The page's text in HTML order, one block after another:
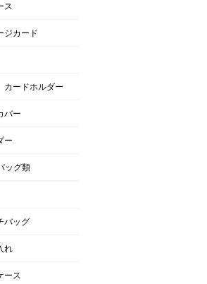
ス
ジカード
カードホルダー
バー
ー
ッグ類
バッグ
れ
ース